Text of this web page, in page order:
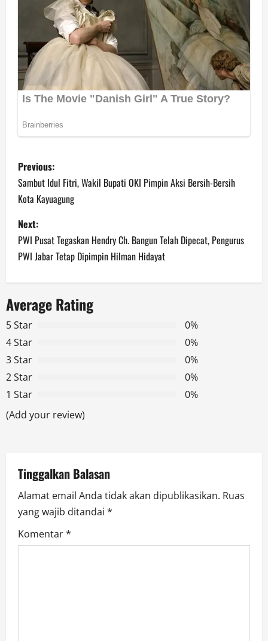
P
o
s
t
n
a
v
i
g
a
t
o
n
Previous:
Sambut Idul Fitri, Wakil Bupati OKI Pimpin Aksi Bersih-Bersih
Kota Kayuagung
Next:
PWI Pusat Tegaskan Hendry Ch. Bangun Telah Dipecat, Pengurus
PWI Jabar Tetap Dipimpin Hilman Hidayat
Average Rating
5 Star
0%
4 Star
0%
3 Star
0%
2 Star
0%
1 Star
0%
(Add your review)
Tinggalkan Balasan
Alamat email Anda tidak akan dipublikasikan. Ruas
yang wajib ditandai *
Komentar*